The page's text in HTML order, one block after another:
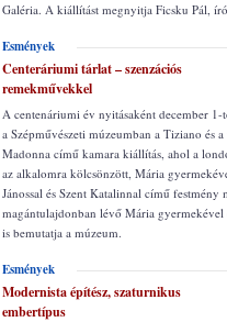
Galéria. A kiállítást megnyitja Ficsku Pál,
Esmények
Centeráriumi tárlat – szenzációs
remekművekkel
A centenáriumi év nyitásaként december 1-
a Szépművészeti múzeumban a Tiziano és
Madonna című kamara kiállítás, ahol a
az alkalomra kölcsönzött, Mária
Jánossal és Szent Katalinnal című festmény
magántulajdonban lévő Mária gyermekével
is bemutatja a múzeum.
Esmények
Modernista építész, szaturnikus
embertípus